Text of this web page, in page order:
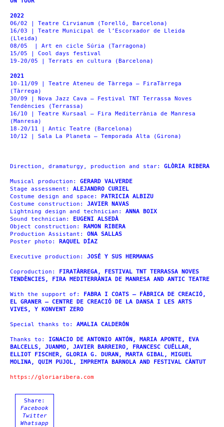
2022
06/02 | Teatre Cirvianum (Torelló, Barcelona)
16/03 | Teatre Municipal de l’Escorxador de Lleida
(Lleida)
08/05 | Art en cicle Súria (Tarragona)
15/05 | Cool days festival
19-20/05
| Terrats en cultura (Barcelona)
2021
10-11/09 | Teatre Ateneu de Tàrrega – FiraTàrrega
(Tàrrega)
30/09 | Nova Jazz Cava – Festival TNT Terrassa Noves
Tendències (Terrassa)
16/10 | Teatre Kursaal – Fira Mediterrània de Manresa
(Manresa)
18-20/11 | Antic Teatre (Barcelona)
10/12 | Sala La Planeta – Temporada Alta (Girona)
Direction, dramaturgy, production and star: GLÒRIA RIBERA
Musical production: GERARD VALVERDE
Stage assessment: ALEJANDRO CURIEL
Costume design and space: PATRICIA ALBIZU
Costume construction: JAVIER NAVAS
Lightning design and technician: ANNA BOIX
Sound technician: EUGENI ALSEDÀ
Object construction: RAMON RIBERA
Production Assistant: ONA SALLAS
Poster photo: RAQUEL DÍAZ
Executive production: JOSÉ Y SUS HERMANAS
Coproduction: FIRATÀRREGA, FESTIVAL TNT TERRASSA NOVES
TENDÈNCIES, FIRA MEDITERRÀNIA DE MANRESA AND ANTIC TEATRE
With the support of: FABRA I COATS – FÀBRICA DE CREACIÓ,
EL GRANER – CENTRE DE CREACIÓ DE LA DANSA I LES ARTS
VIVES, Y KONVENT ZERO
Special thanks to: AMALIA CALDERÓN
Thanks to: IGNACIO DE ANTONIO ANTÓN, MARIA APONTE, EVA
BALCELLS, JUANMO, JAVIER BARREIRO, FRANCESC CUÉLLAR,
ELLIOT FISCHER, GLORIA G. DURAN, MARTA GIBAL, MIGUEL
MOLINA, QUIM PUJOL, IMPREMTA BARNOLA AND FESTIVAL CÀNTUT
https://gloriaribera.com
Share:
Facebook
Twitter
Whatsapp